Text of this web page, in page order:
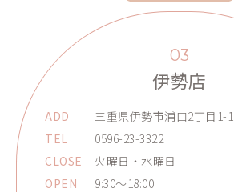
03
伊勢店
ADD
三重県伊勢市浦口2丁目1-1
TEL
0596-23-3322
CLOSE
火曜日・水曜日
OPEN
9:30～18:00